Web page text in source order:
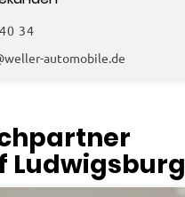
34
automobile.de
Ludwigsburg